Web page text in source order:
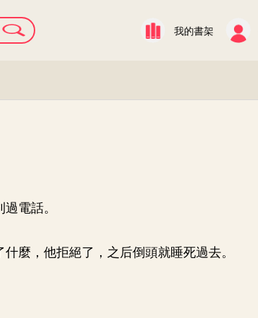
我的書架
電話。
麼，他拒絕了，之后倒頭就睡死過去。